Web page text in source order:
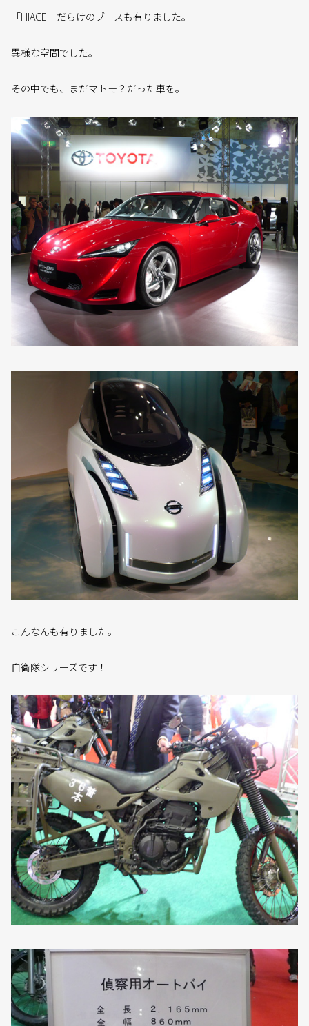
「HIACE」だらけのブースも有りました。
異様な空間でした。
その中でも、まだマトモ？だった車を。
こんなんも有りました。
自衛隊シリーズです！